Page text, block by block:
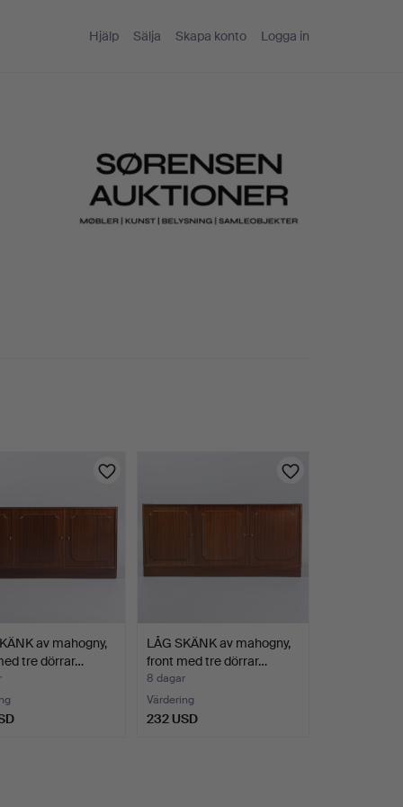
Hjälp Sälja Skapa konto Logga in
av mahogny,
tre dörrar…
LÅG SKÄNK av mahogny,
front med tre dörrar…
8 dagar
Värdering
232 USD